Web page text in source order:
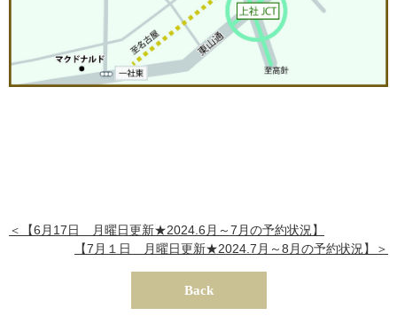
＜【6月17日 月曜日更新★2024.6月～7月の予約状況】
【7月１日 月曜日更新★2024.7月～8月の予約状況】＞
Back